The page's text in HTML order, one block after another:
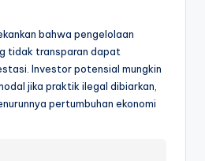
bahwa pengelolaan
tidak transparan dapat
Investor potensial mungkin
jika praktik ilegal dibiarkan,
pertumbuhan ekonomi